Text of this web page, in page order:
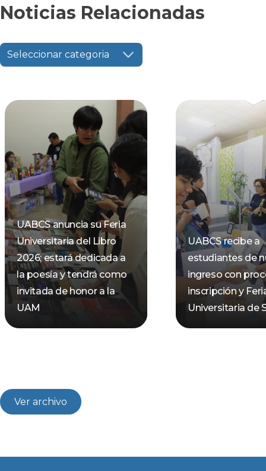
Noticias Relacionadas
Seleccionar categoria
UABCS anuncia su Feria
Universitaria del Libro
2026; estará dedicada a
la poesía y tendrá como
invitada de honor a la
UAM
UABCS recibe a
estudiantes de
ingreso con
inscripción y
Universitaria de
Ver archivo